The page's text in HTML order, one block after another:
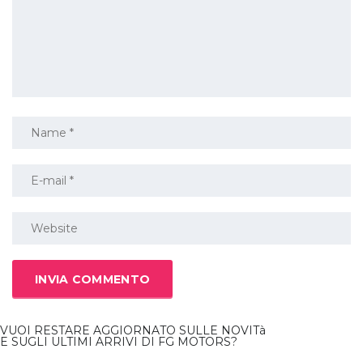
VUOI RESTARE AGGIORNATO SULLE NOVITà
E SUGLI ULTIMI ARRIVI DI FG MOTORS?